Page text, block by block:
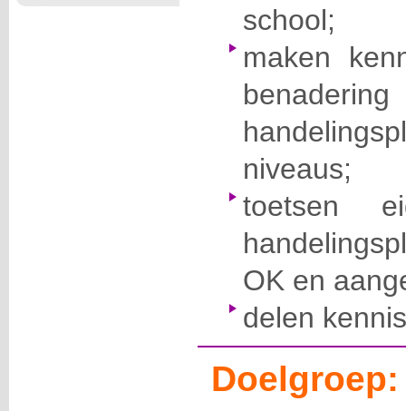
school;
maken
niveaus;
toetsen
OK en
delen
Doelgroep: